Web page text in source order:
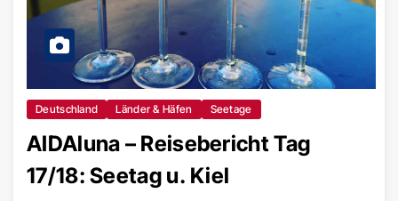
Deutschland Länder & Häfen Seetage
AIDAluna – Reisebericht Tag
17/18: Seetag u. Kiel